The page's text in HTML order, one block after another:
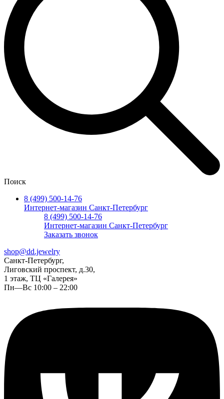
Поиск
8 (499) 500-14-76
Интернет-магазин Санкт-Петербург
8 (499) 500-14-76
Интернет-магазин Санкт-Петербург
Заказать звонок
shop@dd.jewelry
Санкт-Петербург,
Лиговский проспект, д.30,
1 этаж, ТЦ «Галерея»
Пн—Вс 10:00 – 22:00